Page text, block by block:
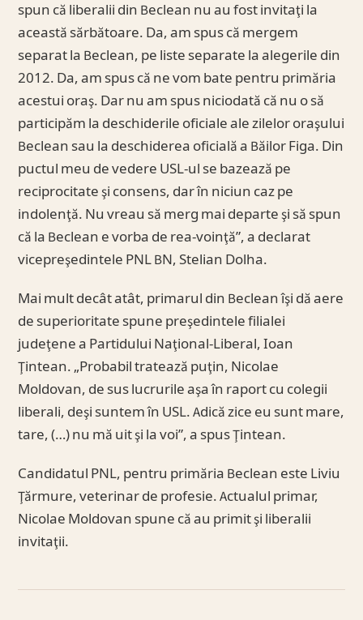
spun că liberalii din Beclean nu au fost invitaţi la
această sărbătoare. Da, am spus că mergem
separat la Beclean, pe liste separate la alegerile din
2012. Da, am spus că ne vom bate pentru primăria
acestui oraş. Dar nu am spus niciodată că nu o să
participăm la deschiderile oficiale ale zilelor oraşului
Beclean sau la deschiderea oficială a Băilor Figa. Din
puctul meu de vedere USL-ul se bazează pe
reciprocitate şi consens, dar în niciun caz pe
indolenţă. Nu vreau să merg mai departe şi să spun
că la Beclean e vorba de rea-voinţă”, a declarat
vicepreşedintele PNL BN, Stelian Dolha.
Mai mult decât atât, primarul din Beclean îşi dă aere
de superioritate spune preşedintele filialei
judeţene a Partidului Naţional-Liberal, Ioan
Ţintean. „Probabil tratează puţin, Nicolae
Moldovan, de sus lucrurile aşa în raport cu colegii
liberali, deşi suntem în USL. Adică zice eu sunt mare,
tare, (…) nu mă uit şi la voi”, a spus Ţintean.
Candidatul PNL, pentru primăria Beclean este Liviu
Ţărmure, veterinar de profesie. Actualul primar,
Nicolae Moldovan spune că au primit şi liberalii
invitaţii.